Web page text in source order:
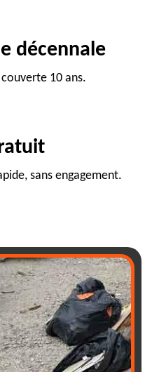
décennale
10 ans.
sans engagement.